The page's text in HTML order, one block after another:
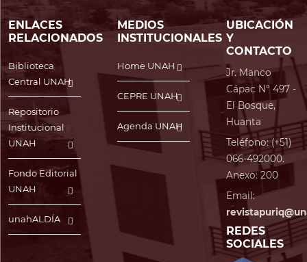
ENLACES
RELACIONADOS
Biblioteca
Central UNAH
Repositorio
Institucional
UNAH
Fondo Editorial
UNAH
unahALDÍA
MEDIOS
INSTITUCIONALES
Home UNAH
CEPRE UNAH
Agenda UNAH
UBICACIÓN
Y
CONTACTO
Jr. Manco
Cápac N° 497 -
El Bosque,
Huanta
Teléfono: (+51)
066-492000.
Anexo: 200
Email:
REDES
SOCIALES